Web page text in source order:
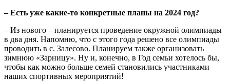
– Есть уже какие-то конкретные планы на 2024 год?
– Из нового – планируется проведение окружной олимпиады
в два дня. Напомню, что с этого года решено все олимпиады
проводить в с. Залесово. Планируем также организовать
зимнюю «Зарницу». Ну и, конечно, в Год семьи хотелось бы,
чтобы как можно больше семей становились участниками
наших спортивных мероприятий!